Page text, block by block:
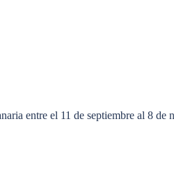
entre el 11 de septiembre al 8 de